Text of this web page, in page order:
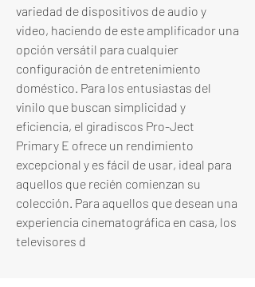
variedad de dispositivos de audio y
video, haciendo de este amplificador una
opción versátil para cualquier
configuración de entretenimiento
doméstico. Para los entusiastas del
vinilo que buscan simplicidad y
eficiencia, el giradiscos Pro-Ject
Primary E ofrece un rendimiento
excepcional y es fácil de usar, ideal para
aquellos que recién comienzan su
colección. Para aquellos que desean una
experiencia cinematográfica en casa, los
televisores d